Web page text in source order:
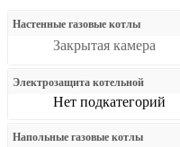
Настенные газовые котлы
Закрытая камера
Электрозащита котельной
Нет подкатегорий
Напольные газовые котлы